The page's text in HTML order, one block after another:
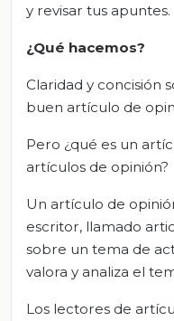
y revisar tus apuntes.
¿Qué hacemos?
Claridad y concisión
buen artículo de
Pero ¿qué es un
artículos de opinión?
Un artículo de
escritor, llamado
sobre un tema de
valora y analiza el
Los lectores de